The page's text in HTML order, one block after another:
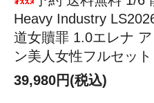
Heavy Industry
道女贖罪 1.0エレナ
ン美人女性フルセット
39,980円(税込)